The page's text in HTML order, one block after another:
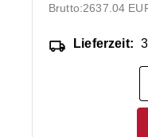
Brutto:2637.04
Lieferzeit: